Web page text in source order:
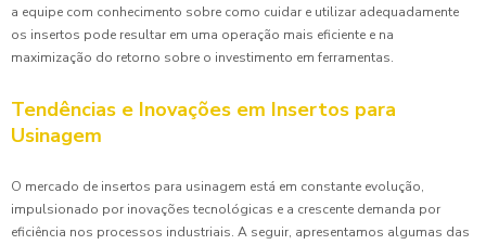
a equipe com conhecimento sobre como cuidar e utilizar adequadamente
os insertos pode resultar em uma operação mais eficiente e na
maximização do retorno sobre o investimento em ferramentas.
Tendências e Inovações em Insertos para
Usinagem
O mercado de insertos para usinagem está em constante evolução,
impulsionado por inovações tecnológicas e a crescente demanda por
eficiência nos processos industriais. A seguir, apresentamos algumas das